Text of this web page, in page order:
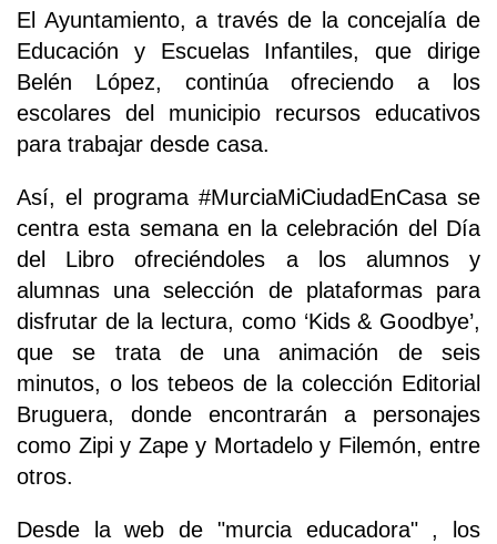
El Ayuntamiento, a través de la concejalía de
Educación y Escuelas Infantiles, que dirige
Belén López, continúa ofreciendo a los
escolares del municipio recursos educativos
para trabajar desde casa.
Así, el programa #MurciaMiCiudadEnCasa se
centra esta semana en la celebración del Día
del Libro ofreciéndoles a los alumnos y
alumnas una selección de plataformas para
disfrutar de la lectura, como ‘Kids & Goodbye’,
que se trata de una animación de seis
minutos, o los tebeos de la colección Editorial
Bruguera, donde encontrarán a personajes
como Zipi y Zape y Mortadelo y Filemón, entre
otros.
Desde la web de "murcia educadora" , los